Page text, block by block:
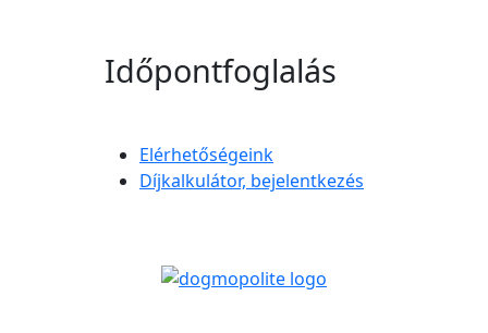
Időpontfoglalás
Elérhetőségeink
Díjkalkulátor, bejelentkezés